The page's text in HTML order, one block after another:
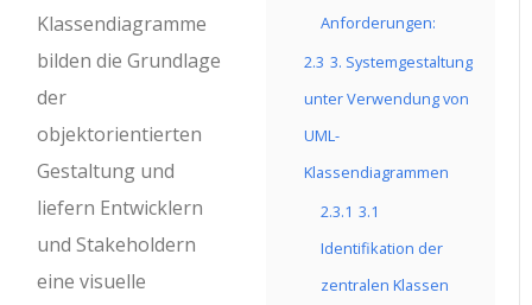
Anforderungen:
2.3 3. Systemgestaltung
unter Verwendung von
UML-
Klassendiagrammen
2.3.1 3.1
Identifikation der
zentralen Klassen
Klassendiagramme
bilden die Grundlage
der
objektorientierten
Gestaltung und
liefern Entwicklern
und Stakeholdern
eine visuelle